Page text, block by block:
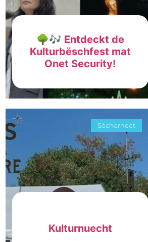
🌳🎶 Entdeckt de
Kulturbëschfest mat
Onet Security!
Sécherheet
Kulturnuecht